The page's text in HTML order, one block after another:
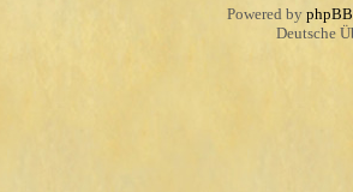
Powered by phpBB
Deutsche